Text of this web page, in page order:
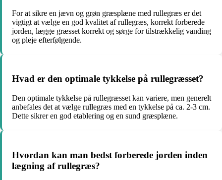
For at sikre en jævn og grøn græsplæne med rullegræs er det
vigtigt at vælge en god kvalitet af rullegræs, korrekt forberede
jorden, lægge græsset korrekt og sørge for tilstrækkelig vanding
og pleje efterfølgende.
Hvad er den optimale tykkelse på rullegræsset?
Den optimale tykkelse på rullegræsset kan variere, men generelt
anbefales det at vælge rullegræs med en tykkelse på ca. 2-3 cm.
Dette sikrer en god etablering og en sund græsplæne.
Hvordan kan man bedst forberede jorden inden
lægning af rullegræs?